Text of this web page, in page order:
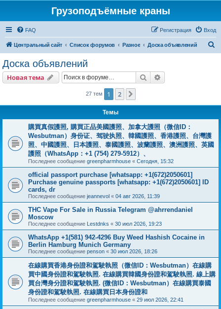
Грузоподъёмные краны
FAQ Вход
Регистрация
Центральный сайт Список форумов Разное Доска объявлений
Доска объявлений
Новая тема Поиск
27 тем 1 2
Темы
購買真假護照, 購買正品美國護照、加拿大護照（微信ID：
Wesbutman）身份证、驾驶执照、韓國護照、香港護照、台灣護
照、中國護照、日本護照、泰國護照、波蘭護照、澳洲護照、英國
護照（WhatsApp：+1 (754) 279-5912）、
Последнее сообщение greenpharmhouse « Сегодня, 15:32
official passport purchase [whatsapp: +1(672)2050601]
Purchase genuine passports [whatsapp: +1(672)2050601] ID
cards, dr
Последнее сообщение jeannevol « 04 авг 2026, 11:39
THC Vape For Sale in Russia Telegram @ahrrendaniel
Moscow
Последнее сообщение Lestdnks « 30 июл 2026, 19:23
WhatsApp +1(581) 942-4296 Buy Weed Hashish Cocaine in
Berlin Hamburg Munich Germany
Последнее сообщение penson « 30 июл 2026, 18:26
在線購買香港身份證和駕駛執照（微信ID：Wesbutman）在線購
買中國身份證和駕駛執照. 在線購買韓國身份證和駕駛執照. 線上購
買台灣身分證和駕駛執照. (微信ID：Wesbutman）在線購買泰國
身份證和駕駛執照. 在線購買日本身份證和
Последнее сообщение greenpharmhouse « 29 июл 2026, 22:41